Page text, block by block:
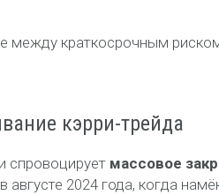
между краткосрочным
кэрри-трейда
спровоцирует массовое
2024 года, когда